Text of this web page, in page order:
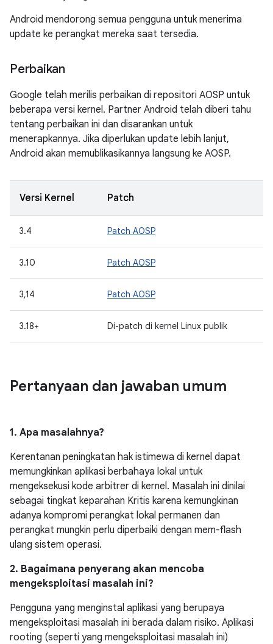
Android mendorong semua pengguna untuk menerima
update ke perangkat mereka saat tersedia.
Perbaikan
Google telah merilis perbaikan di repositori AOSP untuk
beberapa versi kernel. Partner Android telah diberi tahu
tentang perbaikan ini dan disarankan untuk
menerapkannya. Jika diperlukan update lebih lanjut,
Android akan memublikasikannya langsung ke AOSP.
Versi Kernel Patch
3.4 Patch AOSP
3.10 Patch AOSP
3,14 Patch AOSP
3.18+ Di-patch di kernel Linux publik
Pertanyaan dan jawaban umum
1. Apa masalahnya?
Kerentanan peningkatan hak istimewa di kernel dapat
memungkinkan aplikasi berbahaya lokal untuk
mengeksekusi kode arbitrer di kernel. Masalah ini dinilai
sebagai tingkat keparahan Kritis karena kemungkinan
adanya kompromi perangkat lokal permanen dan
perangkat mungkin perlu diperbaiki dengan mem-flash
ulang sistem operasi.
2. Bagaimana penyerang akan mencoba
mengeksploitasi masalah ini?
Pengguna yang menginstal aplikasi yang berupaya
mengeksploitasi masalah ini berada dalam risiko. Aplikasi
rooting (seperti yang mengeksploitasi masalah ini)